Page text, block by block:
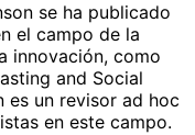
se ha publicado
el campo de la
innovación, como
and Social
es un revisor ad hoc
en este campo.